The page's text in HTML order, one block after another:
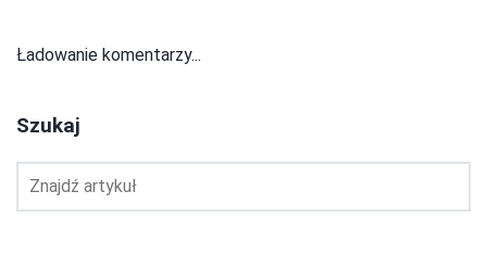
Ładowanie komentarzy...
Szukaj